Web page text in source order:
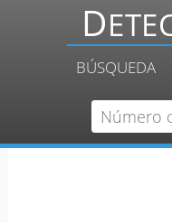
BÚSQUEDA